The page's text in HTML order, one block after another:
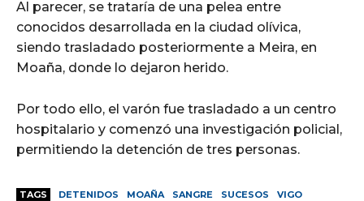
Al parecer, se trataría de una pelea entre
conocidos desarrollada en la ciudad olívica,
siendo trasladado posteriormente a Meira, en
Moaña, donde lo dejaron herido.
Por todo ello, el varón fue trasladado a un centro
hospitalario y comenzó una investigación policial,
permitiendo la detención de tres personas.
TAGS DETENIDOS MOAÑA SANGRE SUCESOS VIGO